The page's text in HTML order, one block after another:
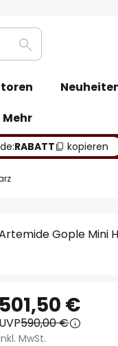
Suche
Mehr
RABATT kopieren
Gople Mini
501,50 €
UVP590,00 €
MwSt.